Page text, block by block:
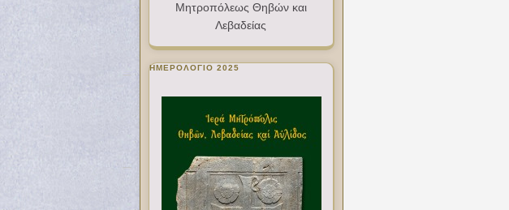
Μητροπόλεως Θηβών και
Λεβαδείας
ΗΜΕΡΟΛΟΓΙΟ 2025